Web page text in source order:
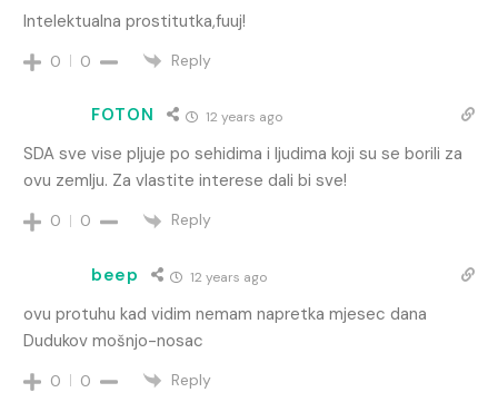
Intelektualna prostitutka,fuuj!
0 0 Reply
FOTON 12 years ago
SDA sve vise pljuje po sehidima i ljudima koji su se borili za
ovu zemlju. Za vlastite interese dali bi sve!
0 0 Reply
beep 12 years ago
ovu protuhu kad vidim nemam napretka mjesec dana
Dudukov mošnjo-nosac
0 0 Reply